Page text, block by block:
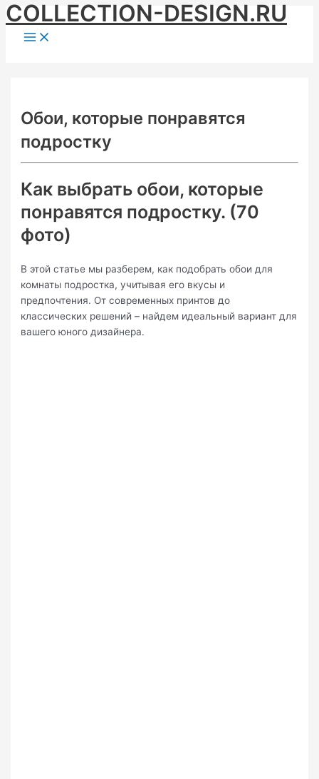
Skip
to
content
COLLECTION-DESIGN.RU
Main
Menu
Обои, которые понравятся
подростку
Как выбрать обои, которые
понравятся подростку. (70
фото)
В этой статье мы разберем, как подобрать обои для
комнаты подростка, учитывая его вкусы и
предпочтения. От современных принтов до
классических решений – найдем идеальный вариант для
вашего юного дизайнера.